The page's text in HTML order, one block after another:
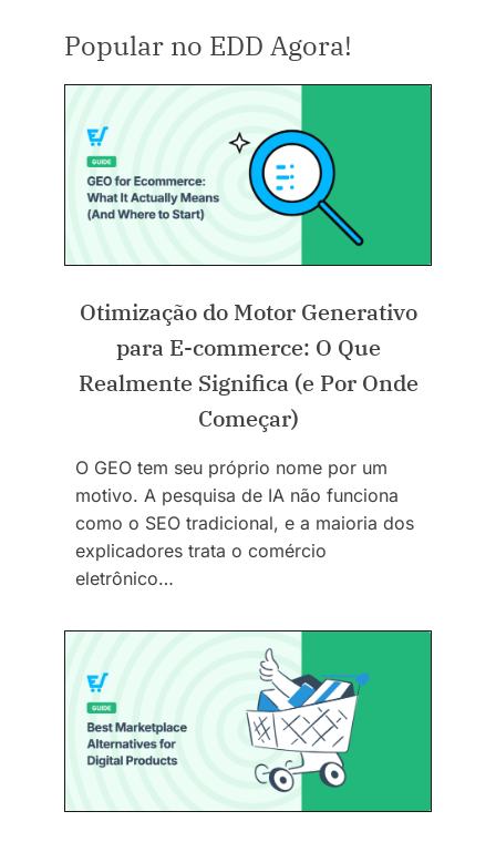
Popular no EDD Agora!
Otimização do Motor Generativo
para E-commerce: O Que
Realmente Significa (e Por Onde
Começar)
O GEO tem seu próprio nome por um
motivo. A pesquisa de IA não funciona
como o SEO tradicional, e a maioria dos
explicadores trata o comércio
eletrônico…